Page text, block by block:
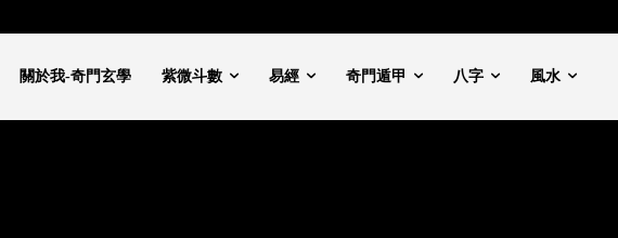
關於我-奇門玄學 紫微斗數 易經 奇門遁甲 八字 風水